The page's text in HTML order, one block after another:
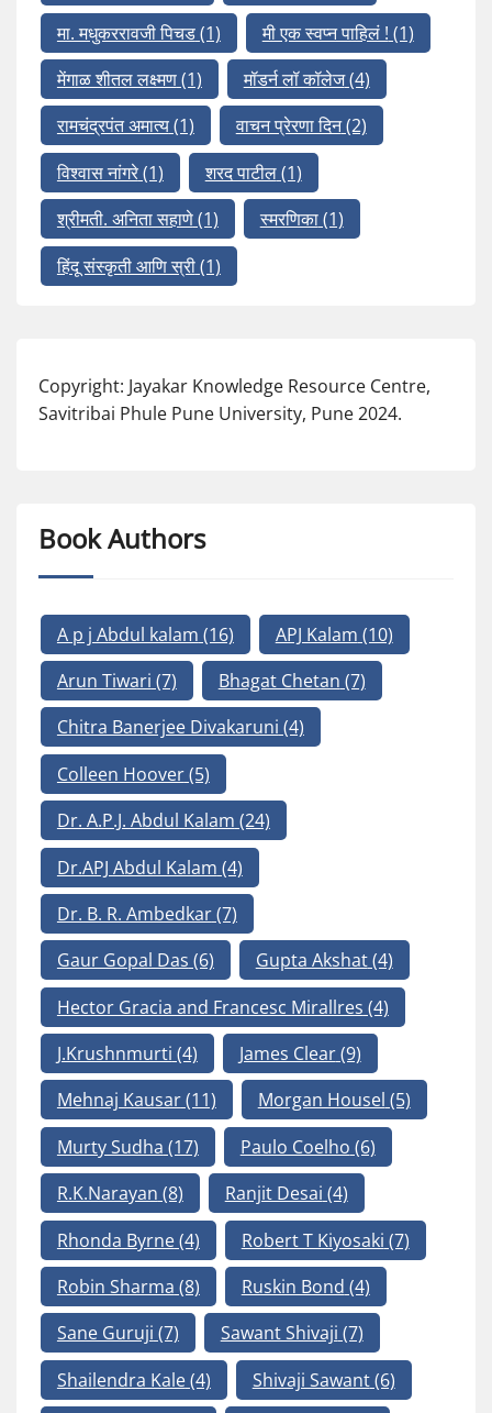
मा. मधुकररावजी पिचड(1) मी एक स्वप्न पाहिलं ! (1)
मेंगाळ शीतल लक्ष्मण(1) मॉडर्न लॉ कॉलेज(4)
रामचंद्रपंत अमात्य(1) वाचन प्रेरणा दिन(2)
विश्वास नांगरे(1) शरद पाटील(1)
श्रीमती. अनिता सहाणे(1) स्मरणिका(1)
हिंदू संस्कृती आणि स्री(1)
Copyright: Jayakar Knowledge Resource Centre,
Savitribai Phule Pune University, Pune 2024.
Book Authors
A p j Abdul kalam (16) APJ Kalam (10)
Arun Tiwari (7) Bhagat Chetan (7)
Chitra Banerjee Divakaruni (4)
Colleen Hoover(5)
Dr. A.P.J. Abdul Kalam (24)
Dr.APJ Abdul Kalam (4)
Dr. B. R. Ambedkar(7)
Gaur Gopal Das (6) Gupta Akshat(4)
Hector Gracia and Francesc Mirallres (4)
J.Krushnmurti (4) James Clear(9)
Mehnaj Kausar(11) Morgan Housel (5)
Murty Sudha (17) Paulo Coelho (6)
R.K.Narayan (8) Ranjit Desai (4)
Rhonda Byrne(4) Robert T Kiyosaki (7)
Robin Sharma (8) Ruskin Bond (4)
Sane Guruji (7) Sawant Shivaji (7)
Shailendra Kale(4) Shivaji Sawant(6)